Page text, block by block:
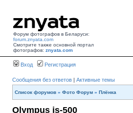
Форум фотографов в Беларуси:
forum.znyata.com
Смотрите также основной портал
фотографов: znyata.com
Вход Регистрация
Сообщения без ответов | Активные темы
Список форумов » Фото Форум » Плёнка
Olympus is-500